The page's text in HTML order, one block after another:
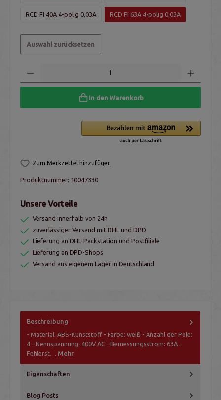
RCD FI 40A 4-polig 0,03A RCD FI 63A 4-polig 0,03A
Auswahl zurücksetzen
In den Warenkorb
Zum Merkzettel hinzufügen
Produktnummer: 10047330
Unsere Vorteile
Versand innerhalb von 24h
zuverlässiger Versand mit DHL und DPD
Lieferung an DHL-Packstation und Postfiliale
Lieferung an DPD-Shops
Versand aus eigenem Lager in Deutschland
Beschreibung
- Material: ABS-Kunststoff - Farbe: weiß - Anzahl der Pole:
4 - Nennspannung: 400V AC - Bemessungsstrom: 63A -
Fehlerst… Mehr
Eigenschaften
Blog Posts